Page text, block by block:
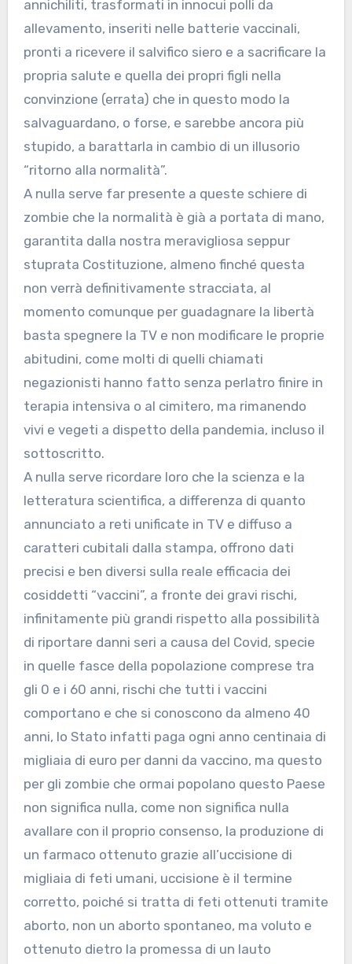
annichiliti, trasformati in innocui polli da
allevamento, inseriti nelle batterie vaccinali,
pronti a ricevere il salvifico siero e a sacrificare la
propria salute e quella dei propri figli nella
convinzione (errata) che in questo modo la
salvaguardano, o forse, e sarebbe ancora più
stupido, a barattarla in cambio di un illusorio
“ritorno alla normalità”.
A nulla serve far presente a queste schiere di
zombie che la normalità è già a portata di mano,
garantita dalla nostra meravigliosa seppur
stuprata Costituzione, almeno finché questa
non verrà definitivamente stracciata, al
momento comunque per guadagnare la libertà
basta spegnere la TV e non modificare le proprie
abitudini, come molti di quelli chiamati
negazionisti hanno fatto senza perlatro finire in
terapia intensiva o al cimitero, ma rimanendo
vivi e vegeti a dispetto della pandemia, incluso il
sottoscritto.
A nulla serve ricordare loro che la scienza e la
letteratura scientifica, a differenza di quanto
annunciato a reti unificate in TV e diffuso a
caratteri cubitali dalla stampa, offrono dati
precisi e ben diversi sulla reale efficacia dei
cosiddetti “vaccini”, a fronte dei gravi rischi,
infinitamente più grandi rispetto alla possibilità
di riportare danni seri a causa del Covid, specie
in quelle fasce della popolazione comprese tra
gli 0 e i 60 anni, rischi che tutti i vaccini
comportano e che si conoscono da almeno 40
anni, lo Stato infatti paga ogni anno centinaia di
migliaia di euro per danni da vaccino, ma questo
per gli zombie che ormai popolano questo Paese
non significa nulla, come non significa nulla
avallare con il proprio consenso, la produzione di
un farmaco ottenuto grazie all’uccisione di
migliaia di feti umani, uccisione è il termine
corretto, poiché si tratta di feti ottenuti tramite
aborto, non un aborto spontaneo, ma voluto e
ottenuto dietro la promessa di un lauto